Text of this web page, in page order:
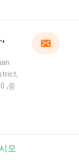
,중
오